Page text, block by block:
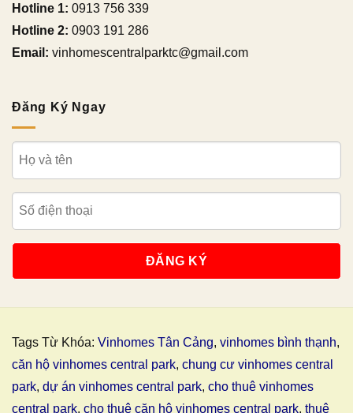
Hotline 1: 0913 756 339
Hotline 2: 0903 191 286
Email: vinhomescentralparktc@gmail.com
Đăng Ký Ngay
Tags Từ Khóa: Vinhomes Tân Cảng, vinhomes bình thạnh,
căn hộ vinhomes central park, chung cư vinhomes central
park, dự án vinhomes central park, cho thuê vinhomes
central park, cho thuê căn hộ vinhomes central park, thuê